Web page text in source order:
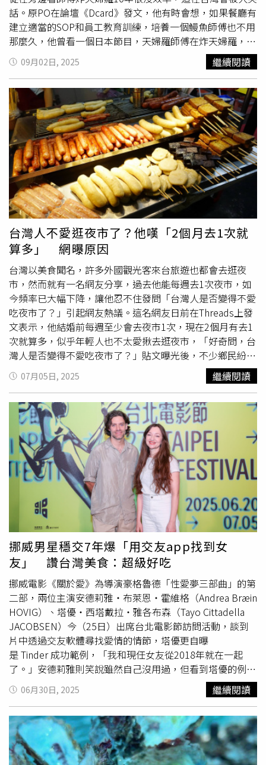
話。原PO在論壇《Dcard》發文，他有時會想，如果餐廳有
建立適當的SOP和員工教育訓練，培養一個鰻魚師傅也不用
那麼久，他曾看一個日本節目，天婦羅師傅在炸天婦羅，學
徒只能站旁邊看，一看就是10年。原PO批，這很浪費時
間，師傅直接教就好，把每個流程寫清楚，不是才有效率
嗎？「連日本人都不贊同這種學徒制了，還有人護航，要判
斷食材要怎麼炸要花十年工夫？鬼才相信，如果是台灣人煎
蚵仔煎、滷豬腳、煮牛肉麵要學十年，早就被笑死了，但是
日本人學炸天婦羅要花十年，突然就變成職人精神了？」此
文一出，不少網友紛紛留言「本來就是一種噱頭、廣告，什
麼職人匠人都是如此」、「老一輩騙年輕人做牛做馬的把
戲」、「越沒門檻越沒難度的工作都這樣，自己花一輩子學
的東西，可能幾天就教完了，有夠可悲」、「我到現在做了
15年學生，我也算是一種讀書職人」，不過也有人認為，日
本人做事講求態度不是效率，這是台灣人不懂的。一名日本
網友近日也表示，壽司職人要先洗碗2年、做飯3年，到第5
年或第10年才有機會拿刀，就算拿刀了，師傅也不會指導，
要學徒「看著學」或「偷師」（暗中學本領），這種指導方
式至今仍存在。話鋒一轉，日本網友指出，這會導致新人流
失，並造成不必要的浪費，有些壽司學校打破了傳統，直接
用口頭指導，3個月就把學徒培訓成壽司職人，「學徒從第3
天就可以開始拿刀，而那些畢業的學徒，有的甚至自己開
店，並且獲得了米其林三顆星的認證。」他直言，「偷師」
的指導方式，其實是因為老師不願意花時間教，或是根本不
具備教學能力。
09月02日, 2025 繼續閱讀
台灣人不愛逛夜市了？他嘆「2個月去1次就
算多」 網曝原因
台灣以美食聞名，許多外國觀光客來台旅遊也都會去逛夜
市，然而就有一名網友分享，過去他能每週去1次夜市，如
今頻率已大幅下降，讓他忍不住發問「台灣人是否變得不愛
吃夜市了？」引起網友熱議。這名網友日前在Threads上發
文表示，他結婚前每週至少會去夜市1次，現在2個月有去1
次就算多，似乎年輕人也不太愛揪去逛夜市，「好奇問，台
灣人是否變得不愛吃夜市了？」貼文曝光後，不少鄉民紛紛
在底下留言，「變貴了」、「太貴阿，像是
蚵仔煎食材成份
那麽便宜的東西都漲到80、90了」、「那天去饒河夜市，
起跳價幾乎是100元，超多家骰子牛，很無趣」、「貴、
熱、擠、難吃 」、「天氣熱，食物容易變質，已經多次吃
到發酸的滷味」、「以前150元就能吃飽，現在只能買兩樣
東西，而且夜市幾乎賣的都快一模一樣了」、「夜市變得沒
創意了」、「開始吃健康食物以後就不愛去了」、「因為你
不是年輕人了」。也有人認為，「夜市的食物沒有很乾淨，
又製造一堆一次性垃圾，在家自己煮比較乾淨可以自己掌
控」、「剛剛翻到一篇去年去士林夜市找不到垃圾桶在抱怨
的，啊就沒有垃圾桶，是誰要去邊走邊吃」、「主要是夜市
小吃變成外國口味，加上有些衛生條件真的不行，百姓在疫
情後衛生觀念多少都有改變」、「夜市髒臭，都過多少年
了，從來沒有要改善」、「我不如去賣場地下街餐廳吃，夏
天有冷氣，也不會有汽機車廢氣與亂鑽，但偶爾還是會。心
血來潮逛一下，只不過現在幾乎都買回去，邊吹冷氣邊
吃」。針對夜市的話題，財經專家游庭皓先前曾分析，近年
全台消費型態改變，從室外轉往室內消費，今年就陸續有多
家購物中心開幕，包括誠品生活台南、大巨蛋商場、新光三
越台南小北門、台南三井outlet二期等等，商場不只能夠躲
太陽、躲雨，還可以遛小孩，車子也撞不到，因此街頭逛
街、逛夜市的人越來越少。
07月05日, 2025 繼續閱讀
挪威男星穩交7年爆「用交友app找到女
友」 讚台灣美食：超級好吃
挪威電影《關於愛》為導演豪格魯德「性愛夢三部曲」的第
二部，兩位主演安德莉雅‧布萊恩‧霍維格（Andrea Bræin
HOVIG）、塔優‧西塔戴拉‧雅各布森（Tayo Cittadella
JACOBSEN）今（25日）出席台北電影節訪問活動，談到
片中透過交友軟體尋找愛情的情節，塔優更自曝
是 Tinder 成功範例，「我和現任女友從2018年就在一起
了。」安德莉雅則笑說雖然自己沒用過，但看到塔優的例子
也讓她更相信這樣的愛情是可能的。首次來台的兩位演員，
也對台灣文化留下深刻印象。塔優熱愛街頭小吃，大讚蚵仔
煎、炸花枝、素食米粉「超級好吃」，還分享自己與安德莉
雅逛了夜市、搭了淡水渡輪，體驗與片中角色相呼應的水岸
情境，他笑說：「只要看到沒英文菜單的攤位，就知道會很
好吃！」安德莉雅則提到原本想朝聖永樂市場布料區，無奈
06月30日, 2025 繼續閱讀